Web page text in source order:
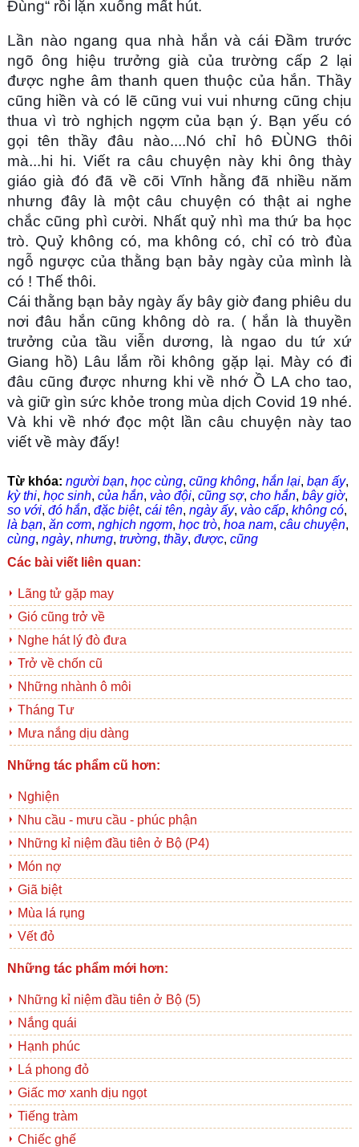
Đùng“ rồi lặn xuống mất hút.
Lần nào ngang qua nhà hắn và cái Đầm trước
ngõ ông hiệu trưởng già của trường cấp 2 lại
được nghe âm thanh quen thuộc của hắn. Thầy
cũng hiền và có lẽ cũng vui vui nhưng cũng chịu
thua vì trò nghịch ngợm của bạn ý. Bạn yếu có
gọi tên thầy đâu nào....Nó chỉ hô ĐÙNG thôi
mà...hi hi. Viết ra câu chuyện này khi ông thày
giáo già đó đã về cõi Vĩnh hằng đã nhiều năm
nhưng đây là một câu chuyện có thật ai nghe
chắc cũng phì cười. Nhất quỷ nhì ma thứ ba học
trò. Quỷ không có, ma không có, chỉ có trò đùa
ngỗ ngược của thằng bạn bảy ngày của mình là
có ! Thế thôi.
Cái thằng bạn bảy ngày ấy bây giờ đang phiêu du
nơi đâu hắn cũng không dò ra. ( hắn là thuyền
trưởng của tầu viễn dương, là ngao du tứ xứ
Giang hồ) Lâu lắm rồi không gặp lại. Mày có đi
đâu cũng được nhưng khi về nhớ Ồ LA cho tao,
và giữ gìn sức khỏe trong mùa dịch Covid 19 nhé.
Và khi về nhớ đọc một lần câu chuyện này tao
viết về mày đấy!
Từ khóa: người bạn, học cùng, cũng không, hắn lại, bạn ấy,
kỳ thi, học sinh, của hắn, vào đội, cũng sợ, cho hắn, bây giờ,
so với, đó hắn, đặc biệt, cái tên, ngày ấy, vào cấp, không có,
là bạn, ăn cơm, nghịch ngợm, học trò, hoa nam, câu chuyện,
cùng, ngày, nhưng, trường, thầy, được, cũng
Các bài viết liên quan:
Lãng tử gặp may
Gió cũng trở về
Nghe hát lý đò đưa
Trở về chốn cũ
Những nhành ô môi
Tháng Tư
Mưa nắng dịu dàng
Những tác phẩm cũ hơn:
Nghiện
Nhu cầu - mưu cầu - phúc phận
Những kỉ niệm đầu tiên ở Bộ (P4)
Món nợ
Giã biệt
Mùa lá rụng
Vết đỏ
Những tác phẩm mới hơn:
Những kỉ niệm đầu tiên ở Bộ (5)
Nắng quái
Hạnh phúc
Lá phong đỏ
Giấc mơ xanh dịu ngọt
Tiếng tràm
Chiếc ghế